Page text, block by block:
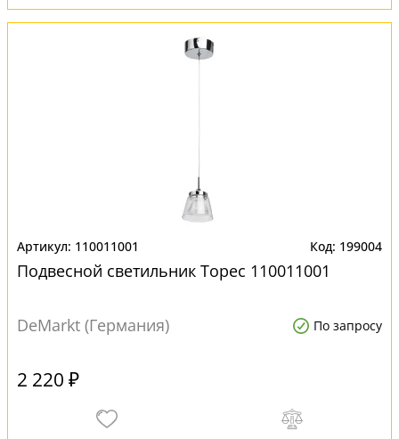
110011001 199004
Подвесной светильник Торес 110011001
DeMarkt (Германия) По запросу
2 220 ₽